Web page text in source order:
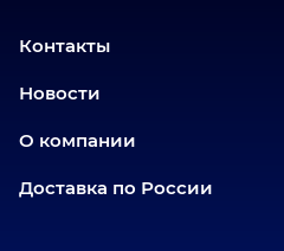
Контакты
Новости
О компании
Доставка по России